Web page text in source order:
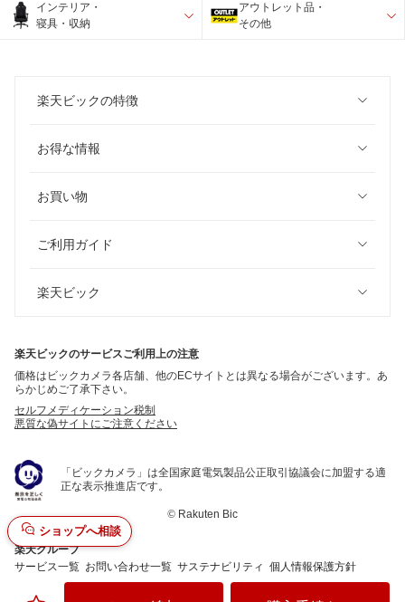
ショップへ相談
インテリア・
寝具・収納
アウトレット品・
その他
楽天ビックの特徴
お得な情報
お買い物
ご利用ガイド
楽天ビック
楽天ビックのサービスご利用上の注意
価格はビックカメラ各店舗、他のECサイトとは異なる場合がございます。あ
らかじめご了承下さい。
セルフメディケーション税制
悪質な偽サイトにご注意ください
「ビックカメラ」は全国家庭電気製品公正取引協議会に加盟する適
正な表示推進店です。
© Rakuten Bic
楽天グループ
サービス一覧 お問い合わせ一覧 サステナビリティ 個人情報保護方針